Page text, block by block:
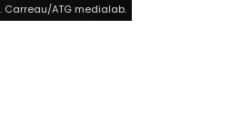
Carreau/ATG medialab.